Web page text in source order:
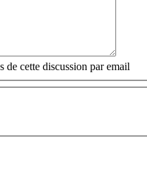
de cette discussion par email